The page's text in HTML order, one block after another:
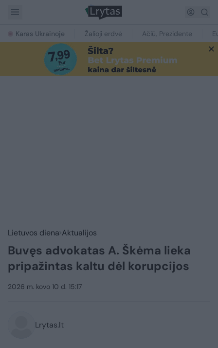
Karas Ukrainoje Žalioji erdvė Ačiū, Prezidente
Lietuvos diena Aktualijos
Buvęs advokatas A. Škėma lieka
pripažintas kaltu dėl korupcijos
2026 m. kovo 10 d. 15:17
Lrytas.lt